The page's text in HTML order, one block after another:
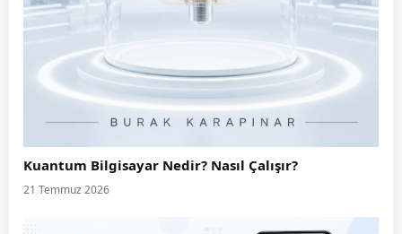
Kuantum Bilgisayar Nedir? Nasıl Çalışır?
21 Temmuz 2026